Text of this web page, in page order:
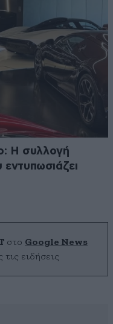
Η συλλογή
στο Google News
ειδήσεις